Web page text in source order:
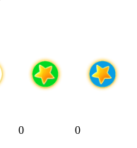
0 0